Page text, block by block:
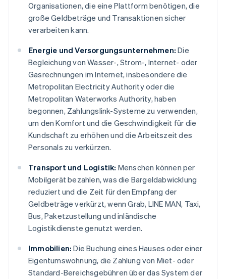
Organisationen, die eine Plattform benötigen, die
große Geldbeträge und Transaktionen sicher
verarbeiten kann.
Energie und Versorgungsunternehmen: Die
Begleichung von Wasser-, Strom-, Internet- oder
Gasrechnungen im Internet, insbesondere die
Metropolitan Electricity Authority oder die
Metropolitan Waterworks Authority, haben
begonnen, Zahlungslink-Systeme zu verwenden,
um den Komfort und die Geschwindigkeit für die
Kundschaft zu erhöhen und die Arbeitszeit des
Personals zu verkürzen.
Transport und Logistik: Menschen können per
Mobilgerät bezahlen, was die Bargeldabwicklung
reduziert und die Zeit für den Empfang der
Geldbeträge verkürzt, wenn Grab, LINE MAN, Taxi,
Bus, Paketzustellung und inländische
Logistikdienste genutzt werden.
Immobilien: Die Buchung eines Hauses oder einer
Eigentumswohnung, die Zahlung von Miet- oder
Standard-Bereichsgebühren über das System der